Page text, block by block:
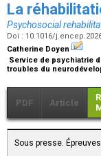
La
Psychosocial
Doi : 10.1016/
Catherine Doyen
Service de psychiatrie
troubles du
PDF Article
Sous presse.